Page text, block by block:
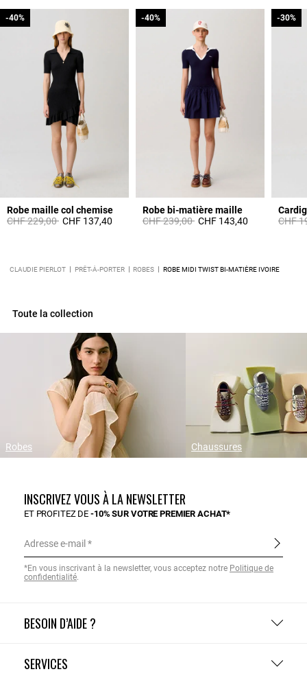
Robe maille col chemise
Prix réduit à partir de
CHF 229,00à
-40%
CHF 137,40
-40%
Robe bi-matière maille
Prix réduit à partir de
CHF 239,00à
-40%
CHF 143,40
-40%
Prix
CHF
-30%
-30%
CLAUDIE PIERLOT PRÊT-À-PORTER ROBES ROBE MIDI TWIST BI-MATIÈRE IVOIRE
Toute la collection
Robes Chaussures
BESOIN D’AIDE ?
SERVICES
INSCRIVEZ VOUS À LA NEWSLETTER
ET PROFITEZ DE-10% SUR VOTRE PREMIER ACHAT*
Adresse e-mail
*En vous inscrivant à la newsletter, vous acceptez notre Politique de
confidentialité.